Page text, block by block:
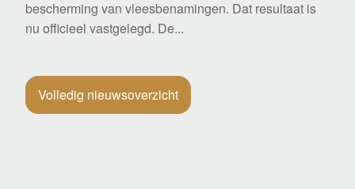
bescherming van vleesbenamingen. Dat resultaat is
nu officieel vastgelegd. De...
Volledig nieuwsoverzicht